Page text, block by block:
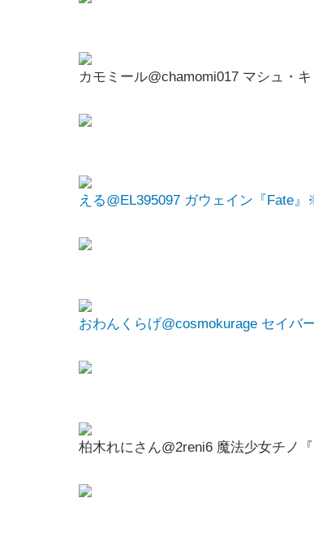
カモミール@chamomi017 マシュ・
える@EL395097 ガウェイン『Fate
おわんくらげ@cosmokurage セイバ
柏木れにさん@2reni6 魔法少女チノ